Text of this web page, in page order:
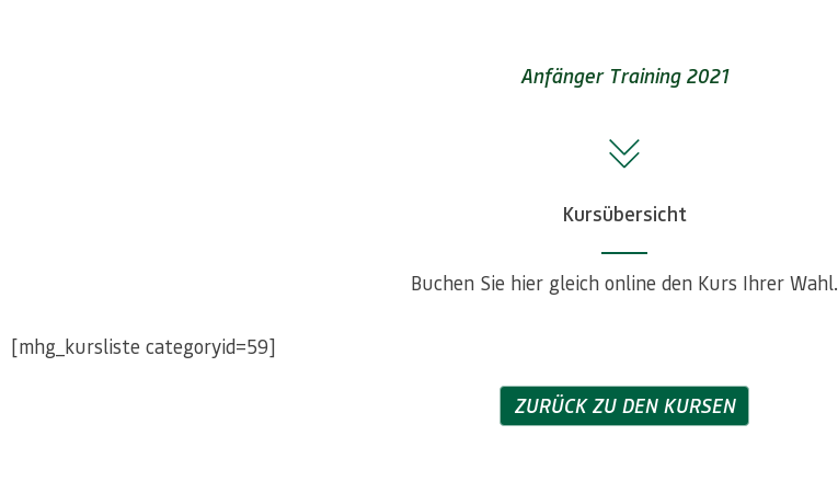
Anfänger Training 2021
Kursübersicht
Buchen Sie hier gleich online den Kurs Ihrer Wahl.
[mhg_kursliste categoryid=59]
ZURÜCK ZU DEN KURSEN